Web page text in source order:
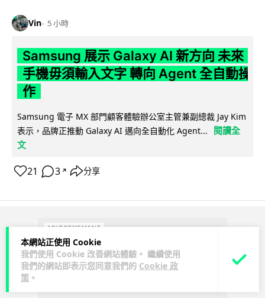
本網站正使用 Cookie
我們使用 Cookie 改善網站體驗。 繼續使用
我們的網站即表示您同意我們的 Cookie 政
策 。
Vin 5 小時
Samsung 展示 Galaxy AI 新方向 未來
手機毋須輸入文字 轉向 Agent 全自動操
作
Samsung 電子 MX 部門顧客體驗辦公室主管兼副總裁 Jay Kim
表示，品牌正推動 Galaxy AI 邁向全自動化 Agent...
閱讀全
文
21 3 ↗ 分享
ADVERTISEMENT